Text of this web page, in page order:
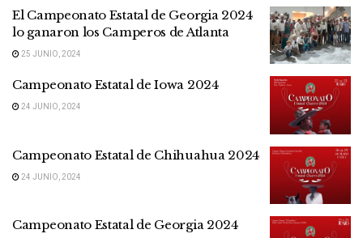
El Campeonato Estatal de Georgia 2024
lo ganaron los Camperos de Atlanta
25 JUNIO, 2024
Campeonato Estatal de Iowa 2024
24 JUNIO, 2024
Campeonato Estatal de Chihuahua 2024
24 JUNIO, 2024
Campeonato Estatal de Georgia 2024